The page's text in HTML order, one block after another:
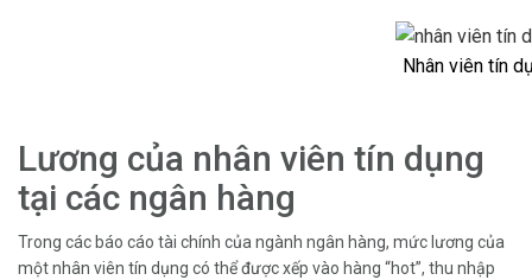
Nhân viên tín
Lương của nhân viên tín dụng
tại các ngân hàng
Trong các báo cáo tài chính của ngành ngân hàng, mức lương của
một nhân viên tín dụng có thể được xếp vào hàng “hot”, thu nhập